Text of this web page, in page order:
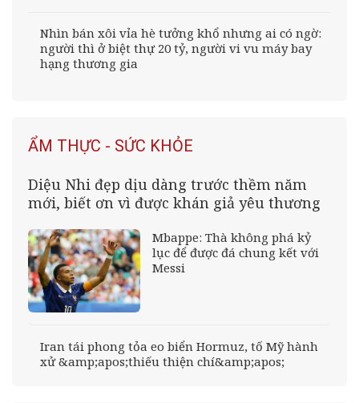
Nhìn bán xôi vỉa hè tưởng khổ nhưng ai có ngờ:
người thì ở biệt thự 20 tỷ, người vi vu máy bay
hạng thương gia
ẨM THỰC - SỨC KHỎE
Diệu Nhi đẹp dịu dàng trước thềm năm
mới, biết ơn vì được khán giả yêu thương
Mbappe: Thà không phá kỷ
lục để được đá chung kết với
Messi
Iran tái phong tỏa eo biển Hormuz, tố Mỹ hành
xử &amp;apos;thiếu thiện chí&amp;apos;